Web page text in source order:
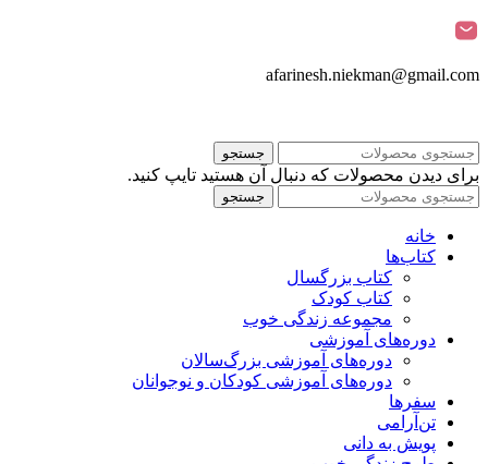
afarinesh.niekman@gmail.com
جستجو
برای دیدن محصولات که دنبال آن هستید تایپ کنید.
جستجو
خانه
کتاب‌ها
کتاب بزرگسال
کتاب کودک
مجموعه زندگی خوب
دوره‌های آموزشی
دوره‌های آموزشی بزرگ‌سالان
دوره‌های آموزشی کودکان و نوجوانان
سفرها
تن‌آرامی
پویش به دانی